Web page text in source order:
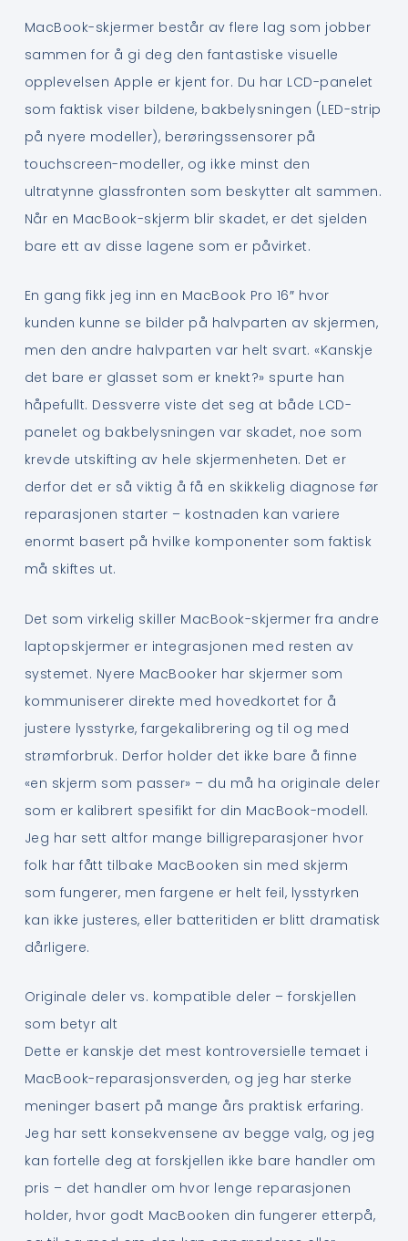
MacBook-skjermer består av flere lag som jobber
sammen for å gi deg den fantastiske visuelle
opplevelsen Apple er kjent for. Du har LCD-panelet
som faktisk viser bildene, bakbelysningen (LED-strip
på nyere modeller), berøringssensorer på
touchscreen-modeller, og ikke minst den
ultratynne glassfronten som beskytter alt sammen.
Når en MacBook-skjerm blir skadet, er det sjelden
bare ett av disse lagene som er påvirket.
En gang fikk jeg inn en MacBook Pro 16″ hvor
kunden kunne se bilder på halvparten av skjermen,
men den andre halvparten var helt svart. «Kanskje
det bare er glasset som er knekt?» spurte han
håpefullt. Dessverre viste det seg at både LCD-
panelet og bakbelysningen var skadet, noe som
krevde utskifting av hele skjermenheten. Det er
derfor det er så viktig å få en skikkelig diagnose før
reparasjonen starter – kostnaden kan variere
enormt basert på hvilke komponenter som faktisk
må skiftes ut.
Det som virkelig skiller MacBook-skjermer fra andre
laptopskjermer er integrasjonen med resten av
systemet. Nyere MacBooker har skjermer som
kommuniserer direkte med hovedkortet for å
justere lysstyrke, fargekalibrering og til og med
strømforbruk. Derfor holder det ikke bare å finne
«en skjerm som passer» – du må ha originale deler
som er kalibrert spesifikt for din MacBook-modell.
Jeg har sett altfor mange billigreparasjoner hvor
folk har fått tilbake MacBooken sin med skjerm
som fungerer, men fargene er helt feil, lysstyrken
kan ikke justeres, eller batteritiden er blitt dramatisk
dårligere.
Originale deler vs. kompatible deler – forskjellen
som betyr alt
Dette er kanskje det mest kontroversielle temaet i
MacBook-reparasjonsverden, og jeg har sterke
meninger basert på mange års praktisk erfaring.
Jeg har sett konsekvensene av begge valg, og jeg
kan fortelle deg at forskjellen ikke bare handler om
pris – det handler om hvor lenge reparasjonen
holder, hvor godt MacBooken din fungerer etterpå,